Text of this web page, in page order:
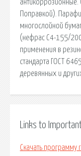
антикоррозионные.
Поправкой).
многослойной
(нефрас С4-155/
применения в
стандарта ГОСТ
деревянных и
Links to
Скачать программу